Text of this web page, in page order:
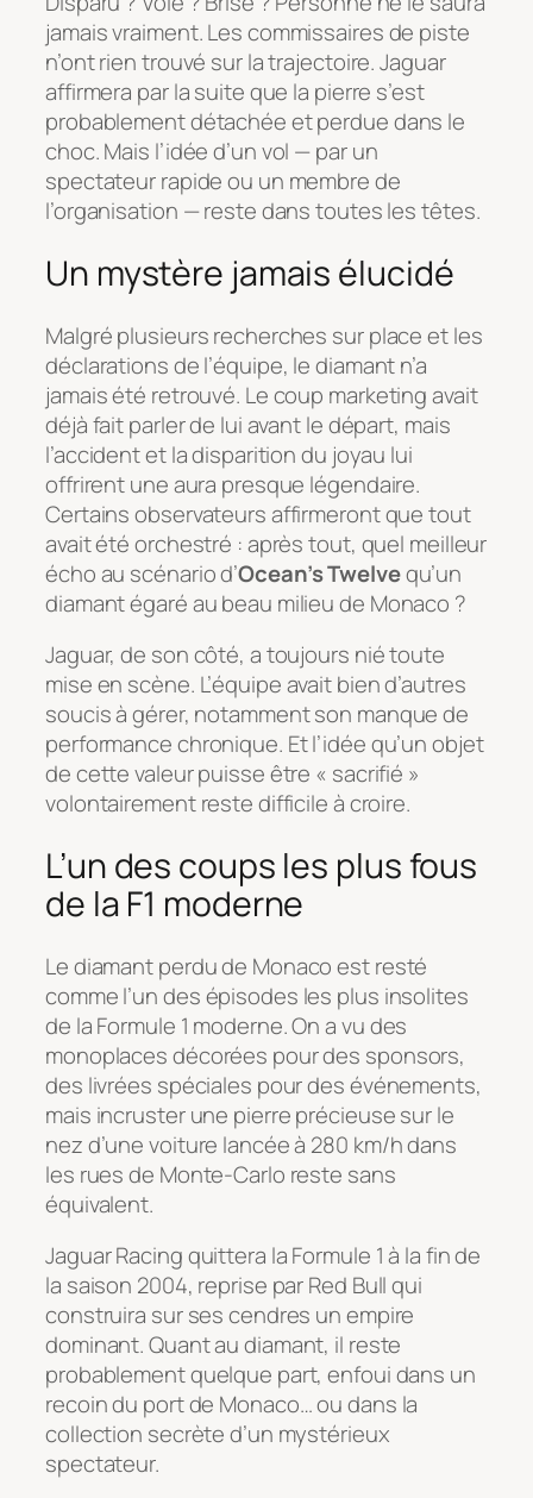
jamais vraiment. Les commissaires de piste
n’ont rien trouvé sur la trajectoire. Jaguar
affirmera par la suite que la pierre s’est
probablement détachée et perdue dans le
choc. Mais l’idée d’un vol — par un
spectateur rapide ou un membre de
l’organisation — reste dans toutes les têtes.
Un mystère jamais élucidé
Malgré plusieurs recherches sur place et les
déclarations de l’équipe, le diamant n’a
jamais été retrouvé. Le coup marketing avait
déjà fait parler de lui avant le départ, mais
l’accident et la disparition du joyau lui
offrirent une aura presque légendaire.
Certains observateurs affirmeront que tout
avait été orchestré : après tout, quel meilleur
écho au scénario d’Ocean’s Twelvequ’un
diamant égaré au beau milieu de Monaco ?
Jaguar, de son côté, a toujours nié toute
mise en scène. L’équipe avait bien d’autres
soucis à gérer, notamment son manque de
performance chronique. Et l’idée qu’un objet
de cette valeur puisse être « sacrifié »
volontairement reste difficile à croire.
L’un des coups les plus fous
de la F1 moderne
Le diamant perdu de Monaco est resté
comme l’un des épisodes les plus insolites
de la Formule 1 moderne. On a vu des
monoplaces décorées pour des sponsors,
des livrées spéciales pour des événements,
mais incruster une pierre précieuse sur le
nez d’une voiture lancée à 280 km/h dans
les rues de Monte-Carlo reste sans
équivalent.
Jaguar Racing quittera la Formule 1 à la fin de
la saison 2004, reprise par Red Bull qui
construira sur ses cendres un empire
dominant. Quant au diamant, il reste
probablement quelque part, enfoui dans un
recoin du port de Monaco… ou dans la
collection secrète d’un mystérieux
spectateur.